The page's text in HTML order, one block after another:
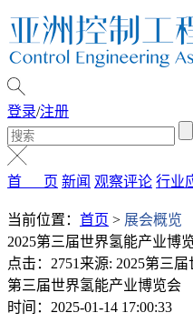
登录/注册
首 页 新闻 观察评论 行业
当前位置： 首页 > 展会概览
2025第三届世界氢能产业博
点击：2751 来源: 2025第三
第三届世界氢能产业博览会
时间：2025-01-14 17:00:33